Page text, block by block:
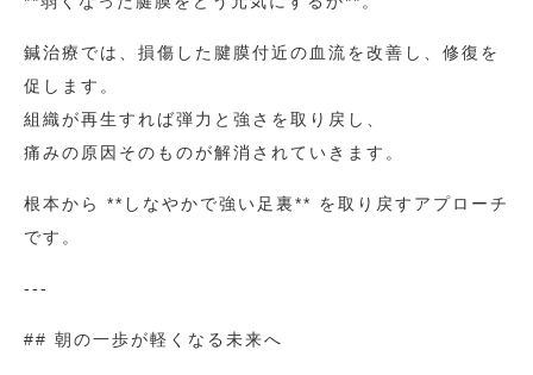
鍼治療では、損傷した腱膜付近の血流を改善し、修復を
促します。
組織が再生すれば弾力と強さを取り戻し、
痛みの原因そのものが解消されていきます。
根本から **しなやかで強い足裏** を取り戻すアプローチ
です。
---
## 朝の一歩が軽くなる未来へ